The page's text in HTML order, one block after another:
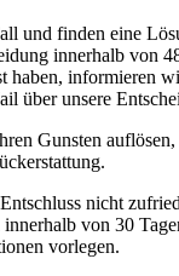
und finden eine
innerhalb von
haben, informieren
über unsere
Gunsten
nicht
innerhalb von 30
vorlegen.